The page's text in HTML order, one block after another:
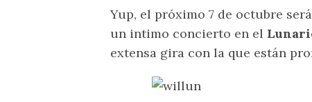
Yup, el próximo 7 de octubre
un intimo concierto en el
extensa gira con la que están